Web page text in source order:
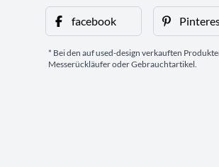
facebook
* Bei den auf used-design verkauften
Messerückläufer oder Gebrauchtartikel.